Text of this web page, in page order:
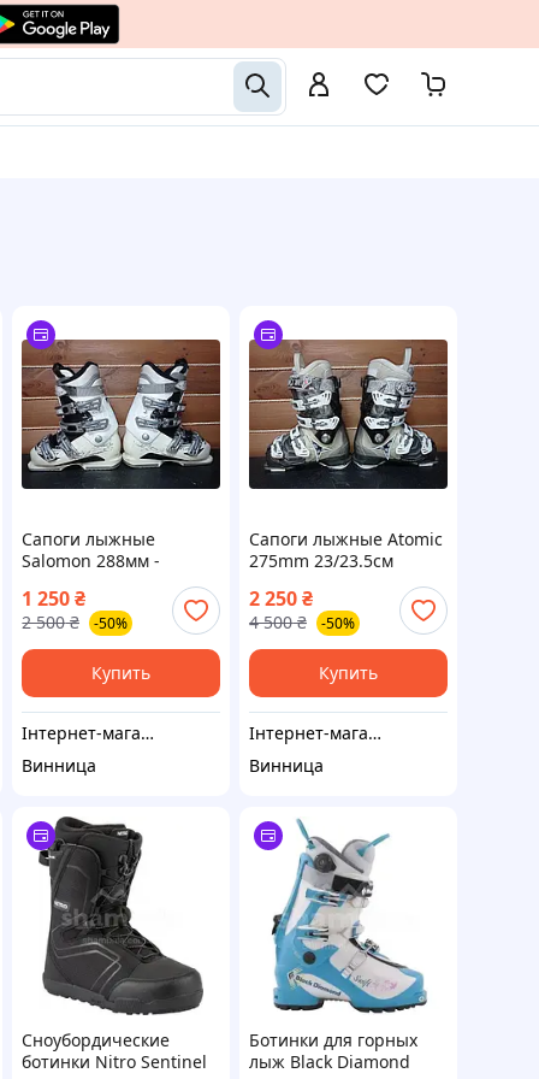
Сапоги лыжные
Salomon 288мм -
1 250₴
2 500 ₴ -50%
Купить
Інтернет-магазин "MULTI BOX"
Винница
Сапоги лыжные Atomic
275mm 23/23.5см
2 250₴
4 500 ₴ -50%
Купить
Інтернет-магазин "MULTI BOX"
Винница
Сноубордические
ботинки Nitro Sentinel
Ботинки для горных
лыж Black Diamond